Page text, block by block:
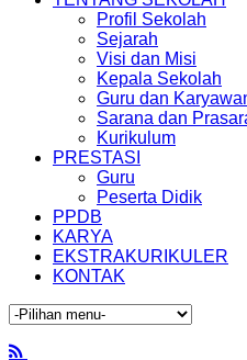
Profil Sekolah
Sejarah
Visi dan Misi
Kepala Sekolah
Guru dan
Sarana dan
Kurikulum
PRESTASI
Guru
Peserta Didik
PPDB
KARYA
EKSTRAKURIKULER
KONTAK